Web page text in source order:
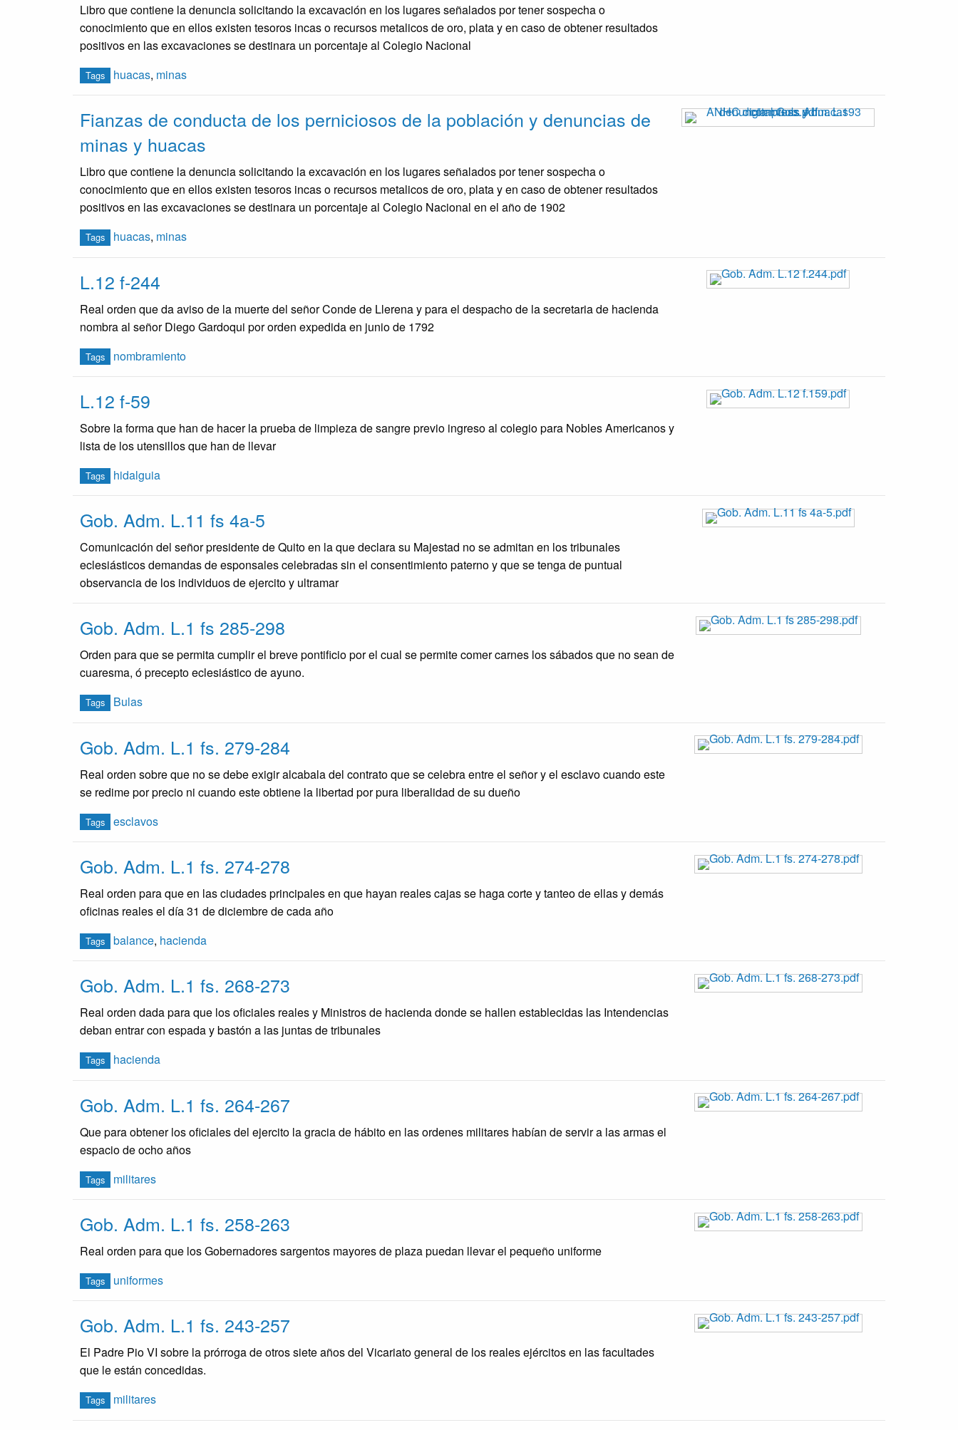
Libro que contiene la denuncia solicitando la excavación en los lugares señalados por tener sospecha o
conocimiento que en ellos existen tesoros incas o recursos metalicos de oro, plata y en caso de obtener resultados
positivos en las excavaciones se destinara un porcentaje al Colegio Nacional
Tags huacas, minas
Fianzas de conducta de los perniciosos de la población y denuncias de
minas y huacas
Libro que contiene la denuncia solicitando la excavación en los lugares señalados por tener sospecha o
conocimiento que en ellos existen tesoros incas o recursos metalicos de oro, plata y en caso de obtener resultados
positivos en las excavaciones se destinara un porcentaje al Colegio Nacional en el año de 1902
Tags huacas, minas
L.12 f-244
Real orden que da aviso de la muerte del señor Conde de Llerena y para el despacho de la secretaria de hacienda
nombra al señor Diego Gardoqui por orden expedida en junio de 1792
Tags nombramiento
L.12 f-59
Sobre la forma que han de hacer la prueba de limpieza de sangre previo ingreso al colegio para Nobles Americanos y
lista de los utensillos que han de llevar
Tags hidalguia
Gob. Adm. L.11 fs 4a-5
Comunicación del señor presidente de Quito en la que declara su Majestad no se admitan en los tribunales
eclesiásticos demandas de esponsales celebradas sin el consentimiento paterno y que se tenga de puntual
observancia de los individuos de ejercito y ultramar
Gob. Adm. L.1 fs 285-298
Orden para que se permita cumplir el breve pontificio por el cual se permite comer carnes los sábados que no sean de
cuaresma, ó precepto eclesiástico de ayuno.
Tags Bulas
Gob. Adm. L.1 fs. 279-284
Real orden sobre que no se debe exigir alcabala del contrato que se celebra entre el señor y el esclavo cuando este
se redime por precio ni cuando este obtiene la libertad por pura liberalidad de su dueño
Tags esclavos
Gob. Adm. L.1 fs. 274-278
Real orden para que en las ciudades principales en que hayan reales cajas se haga corte y tanteo de ellas y demás
oficinas reales el día 31 de diciembre de cada año
Tags balance, hacienda
Gob. Adm. L.1 fs. 268-273
Real orden dada para que los oficiales reales y Ministros de hacienda donde se hallen establecidas las Intendencias
deban entrar con espada y bastón a las juntas de tribunales
Tags hacienda
Gob. Adm. L.1 fs. 264-267
Que para obtener los oficiales del ejercito la gracia de hábito en las ordenes militares habían de servir a las armas el
espacio de ocho años
Tags militares
Gob. Adm. L.1 fs. 258-263
Real orden para que los Gobernadores sargentos mayores de plaza puedan llevar el pequeño uniforme
Tags uniformes
Gob. Adm. L.1 fs. 243-257
El Padre Pio VI sobre la prórroga de otros siete años del Vicariato general de los reales ejércitos en las facultades
que le están concedidas.
Tags militares